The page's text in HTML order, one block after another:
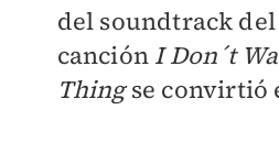
del soundtrack
canciónI Don´t
Thingse convirtió